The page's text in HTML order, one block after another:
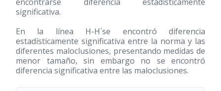
significativa.
En la línea H-H´se encontró diferencia
estadísticamente significativa entre la norma y las
diferentes maloclusiones, presentando medidas de
menor tamaño, sin embargo no se encontró
diferencia significativa entre las maloclusiones.